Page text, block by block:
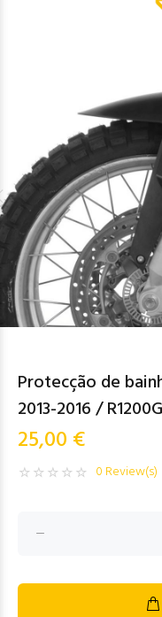
Protecção de
2013-2016 /
25,00 €
0 Review(s)